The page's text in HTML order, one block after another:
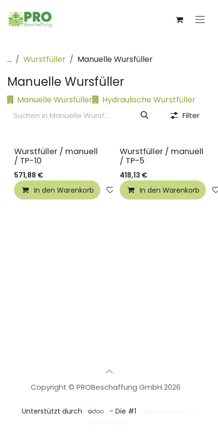
... Wurstfüller Manuelle Wursfüller
Manuelle Wursfüller
Manuelle Wursfüller Hydraulische Wurstfüller
Filter
Wurstfüller / manuell
/ TP-10
571,88 €
In den Warenkorb
Auf die Wunschliste
Wurstfüller / manuell
/ TP-5
418,13 €
In den Warenkorb
Copyright © PROBeschaffung GmbH 2026
Unterstützt durch - Die #1 Open-Source-E-
Commerce